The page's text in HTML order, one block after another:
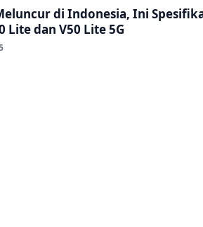
di Indonesia, Ini
Lite dan V50 Lite 5G